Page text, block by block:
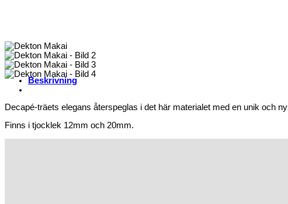
Beskrivning
Decapé-träets elegans återspeglas i det här materialet med en unik och
Finns i tjocklek 12mm och 20mm.